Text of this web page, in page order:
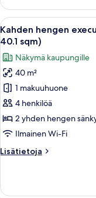
(King,
26
sqm)
Avaa
kaikki
huonetyypin
Kahden
hengen
executive-
huone
(kaksi
sänkyä)
40.1
27
Kahden hengen
40.1 sqm)
Näkymä kaupungille
40 m²
1 makuuhuone
4 henkilöä
2 yhden hengen
Ilmainen Wi-Fi
Lisätietoja
Lisätietoja
executive-